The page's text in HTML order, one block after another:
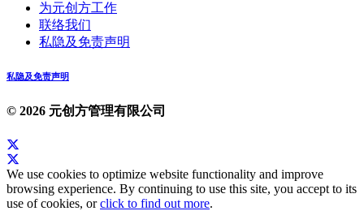
为元创方工作
联络我们
私隐及免责声明
私隐及免责声明
© 2026 元创方管理有限公司
We use cookies to optimize website functionality and improve
browsing experience. By continuing to use this site, you accept to its
use of cookies, orclick to find out more.